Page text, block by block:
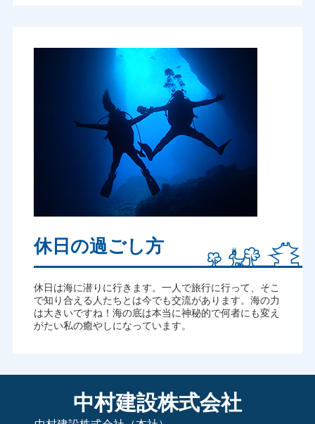
休日の過ごし方
休日は海に潜りに行きます。一人で旅行に行って、そこ
で知り合える人たちとは今でも交流があります。海の力
は大きいですね！海の底は本当に神秘的で何者にも変え
がたい私の癒やしになっています。
中村建設株式会社